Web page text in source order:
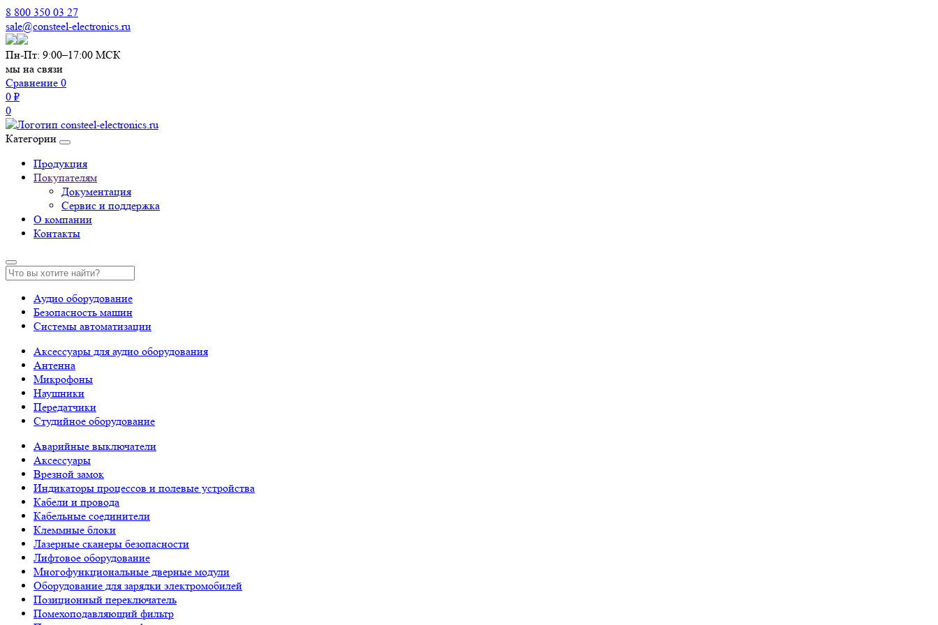
8 800 350 03 27
sale@consteel-electronics.ru
Пн-Пт: 9:00–17:00 МСК
мы на связи
Сравнение 0
0 ₽
0
Категории
Продукция
Покупателям
Документация
Сервис и поддержка
О компании
Контакты
Аудио оборудование
Безопасность машин
Системы автоматизации
Аксессуары для аудио оборудования
Антенна
Микрофоны
Наушники
Передатчики
Студийное оборудование
Аварийные выключатели
Аксессуары
Врезной замок
Индикаторы процессов и полевые устройства
Кабели и провода
Кабельные соединители
Клеммные блоки
Лазерные сканеры безопасности
Лифтовое оборудование
Многофункциональные дверные модули
Оборудование для зарядки электромобилей
Позиционный переключатель
Помехоподавляющий фильтр